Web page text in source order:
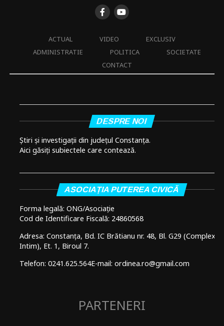
ACTUAL VIDEO
EXCLUSIV
ADMINISTRATIE
POLITICA
SOCIETATE
CONTACT
DESPRE NOI
Știri și investigații din județul Constanța.
Aici găsiți subiectele care contează.
ASOCIAȚIA PUTEREA CIVICĂ
Forma legală: ONG/Asociație
Cod de Identificare Fiscală: 24860568
Adresa: Constanța, Bd. IC Brătianu nr. 48, Bl. G29 (Complex
Intim), Et. 1, Biroul 7.
Telefon: 0241.625.564E-mail: ordinea.ro@gmail.com
PARTENERI